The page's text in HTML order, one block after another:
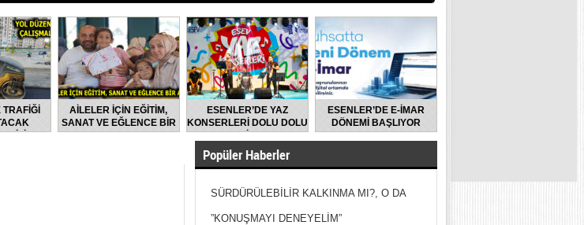
TRAFİĞİ
AİLELER İÇİN EĞİTİM,
SANAT VE EĞLENCE BİR
ARADA
ESENLER’DE YAZ
KONSERLERİ DOLU DOLU
GEÇİYOR
ESENLER’DE E-İMAR
DÖNEMİ BAŞLIYOR
Popüler Haberler
SÜRDÜRÜLEBİLİR KALKINMA MI?, O DA
NEYMİŞ?
”KONUŞMAYI DENEYELİM”